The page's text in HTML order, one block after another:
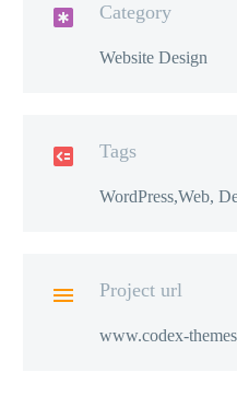
 Category
Website Design
 Tags
WordPress,Web,
 Project url
www.codex-